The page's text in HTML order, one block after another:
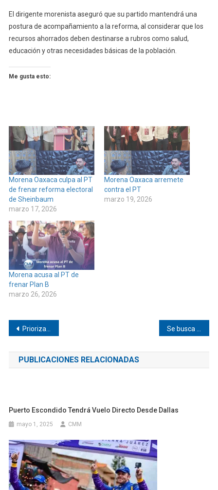
El dirigente morenista aseguró que su partido mantendrá una
postura de acompañamiento a la reforma, al considerar que los
recursos ahorrados deben destinarse a rubros como salud,
educación y otras necesidades básicas de la población.
Me gusta esto:
Morena Oaxaca culpa al PT
de frenar reforma electoral
de Sheinbaum
marzo 17, 2026
Morena Oaxaca arremete
contra el PT
marzo 19, 2026
Morena acusa al PT de
frenar Plan B
marzo 26, 2026
Navegación
de
entradas
Priorizan obras en Chayuco
PUBLICACIONES RELACIONADAS
Puerto Escondido Tendrá Vuelo Directo Desde Dallas
mayo 1, 2025 CMM